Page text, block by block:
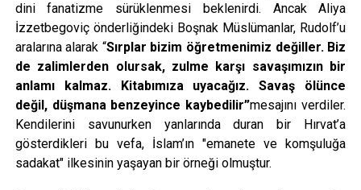
dini fanatizme sürüklenmesi beklenirdi. Ancak Aliya
İzzetbegoviç önderliğindeki Boşnak Müslümanlar, Rudolf’u
aralarına alarak “Sırplar bizim öğretmenimiz değiller. Biz
de zalimlerden olursak, zulme karşı savaşımızın bir
anlamı kalmaz. Kitabımıza uyacağız. Savaş ölünce
değil, düşmana benzeyince kaybedilir”mesajını verdiler.
Kendilerini savunurken yanlarında duran bir Hırvat’a
gösterdikleri bu vefa, İslam’ın "emanete ve komşuluğa
sadakat" ilkesinin yaşayan bir örneği olmuştur.